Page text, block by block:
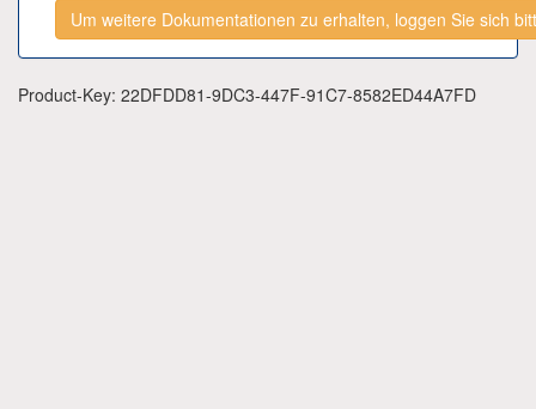
Um weitere Dokumentationen zu erhalten, loggen Sie sich
Product-Key: 22DFDD81-9DC3-447F-91C7-8582ED44A7FD